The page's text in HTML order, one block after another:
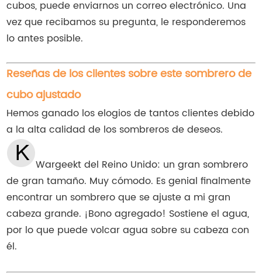
cubos, puede enviarnos un correo electrónico. Una
vez que recibamos su pregunta, le responderemos
lo antes posible.
Reseñas de los clientes sobre este sombrero de
cubo ajustado
Hemos ganado los elogios de tantos clientes debido
a la alta calidad de los sombreros de deseos.
Wargeekt del Reino Unido: un gran sombrero
de gran tamaño. Muy cómodo. Es genial finalmente
encontrar un sombrero que se ajuste a mi gran
cabeza grande. ¡Bono agregado! Sostiene el agua,
por lo que puede volcar agua sobre su cabeza con
él.